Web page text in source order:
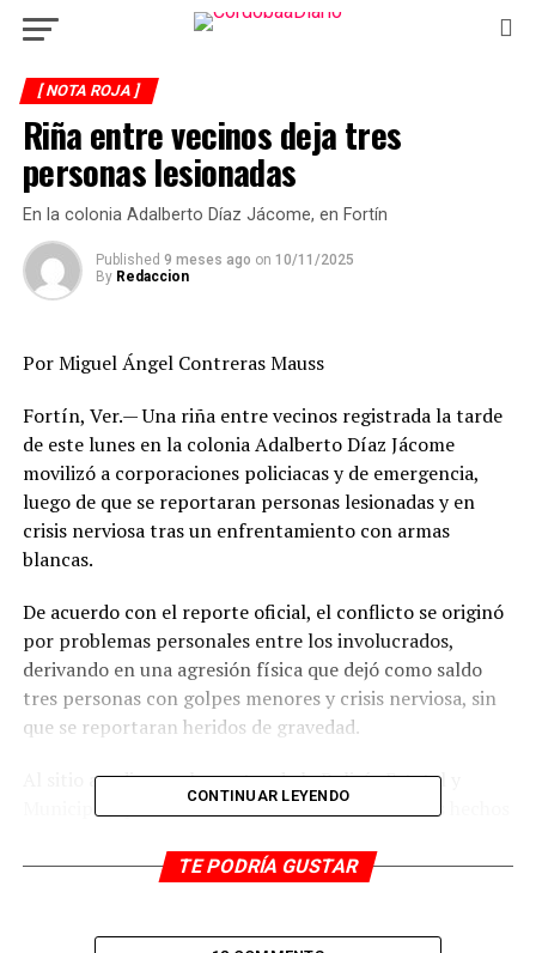
[ NOTA ROJA ]
Riña entre vecinos deja tres
personas lesionadas
En la colonia Adalberto Díaz Jácome, en Fortín
Published 9 meses ago on 10/11/2025
By Redaccion
Por Miguel Ángel Contreras Mauss
Fortín, Ver.— Una riña entre vecinos registrada la tarde
de este lunes en la colonia Adalberto Díaz Jácome
movilizó a corporaciones policiacas y de emergencia,
luego de que se reportaran personas lesionadas y en
crisis nerviosa tras un enfrentamiento con armas
blancas.
De acuerdo con el reporte oficial, el conflicto se originó
por problemas personales entre los involucrados,
derivando en una agresión física que dejó como saldo
tres personas con golpes menores y crisis nerviosa, sin
que se reportaran heridos de gravedad.
Al sitio acudieron elementos de la Policía Estatal y
Municipal, quienes tomaron conocimiento de los hechos
valoraron a los afectados en el lugar, sin ameritar
Los uniformados realizaron recorridos preventivos en la
CONTINUAR LEYENDO
TE PODRÍA GUSTAR